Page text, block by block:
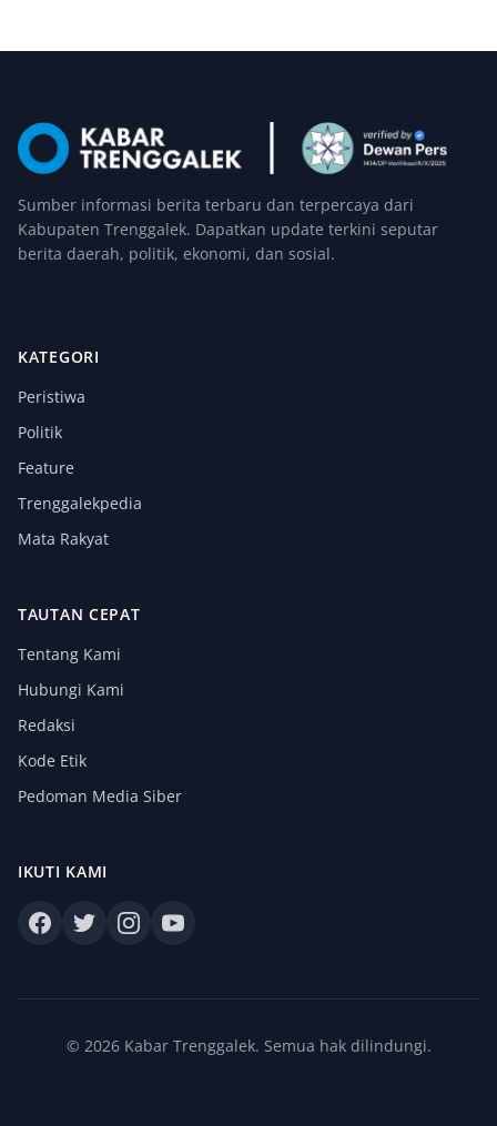
Sumber informasi berita terbaru dan terpercaya dari
Kabupaten Trenggalek. Dapatkan update terkini seputar
berita daerah, politik, ekonomi, dan sosial.
KATEGORI
Peristiwa
Politik
Feature
Trenggalekpedia
Mata Rakyat
TAUTAN CEPAT
Tentang Kami
Hubungi Kami
Redaksi
Kode Etik
Pedoman Media Siber
IKUTI KAMI
© 2026 Kabar Trenggalek. Semua hak dilindungi.